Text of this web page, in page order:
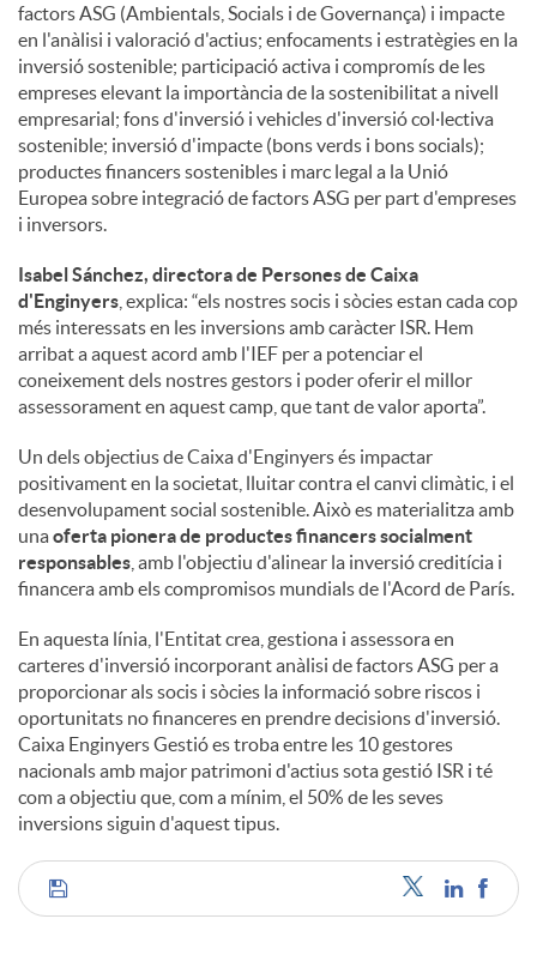
factors ASG (Ambientals, Socials i de Governança) i impacte
en l'anàlisi i valoració d'actius; enfocaments i estratègies en la
inversió sostenible; participació activa i compromís de les
empreses elevant la importància de la sostenibilitat a nivell
empresarial; fons d'inversió i vehicles d'inversió col·lectiva
sostenible; inversió d'impacte (bons verds i bons socials);
productes financers sostenibles i marc legal a la Unió
Europea sobre integració de factors ASG per part d'empreses
i inversors.
Isabel Sánchez, directora de Persones de Caixa
d'Enginyers , explica: “els nostres socis i sòcies estan cada cop
més interessats en les inversions amb caràcter ISR. Hem
arribat a aquest acord amb l'IEF per a potenciar el
coneixement dels nostres gestors i poder oferir el millor
assessorament en aquest camp, que tant de valor aporta”.
Un dels objectius de Caixa d'Enginyers és impactar
positivament en la societat, lluitar contra el canvi climàtic, i el
desenvolupament social sostenible. Això es materialitza amb
unaoferta pionera de productes financers socialment
responsables , amb l'objectiu d'alinear la inversió creditícia i
financera amb els compromisos mundials de l'Acord de París.
En aquesta línia, l'Entitat crea, gestiona i assessora en
carteres d'inversió incorporant anàlisi de factors ASG per a
proporcionar als socis i sòcies la informació sobre riscos i
oportunitats no financeres en prendre decisions d'inversió.
Caixa Enginyers Gestió es troba entre les 10 gestores
nacionals amb major patrimoni d'actius sota gestió ISR i té
com a objectiu que, com a mínim, el 50% de les seves
inversions siguin d'aquest tipus.
C